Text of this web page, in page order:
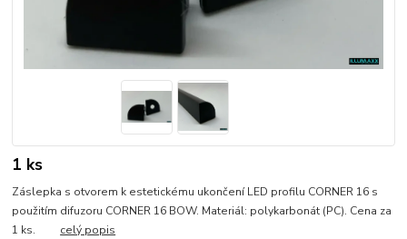
1 ks
Záslepka s otvorem k estetickému ukončení LED profilu CORNER 16 s
použitím difuzoru CORNER 16 BOW. Materiál: polykarbonát (PC). Cena za
1 ks. celý popis